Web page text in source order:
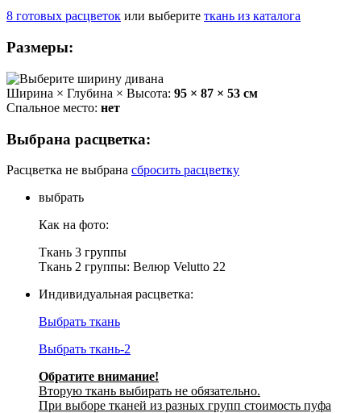
8 готовых расцветок или выберите ткань из каталога
Размеры:
Ширина × Глубина × Высота: 95 × 87 × 53 см
Спальное место: нет
Выбрана расцветка:
Расцветка не выбрана сбросить расцветку
выбрать
Как на фото:
Ткань 3 группы
Ткань 2 группы: Велюр Velutto 22
Индивидуальная расцветка:
Выбрать ткань
Выбрать ткань-2
Обратите внимание!
Вторую ткань выбирать не обязательно.
При выборе тканей из разных групп стоимость пуфа